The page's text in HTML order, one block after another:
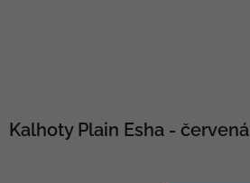
Kalhoty Plain Esha - červená